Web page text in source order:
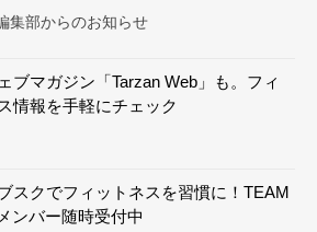
集部からのお知らせ
ブマガジン「Tarzan Web」も。フィ
情報を手軽にチェック
スクでフィットネスを習慣に！TEAM
ンバー随時受付中